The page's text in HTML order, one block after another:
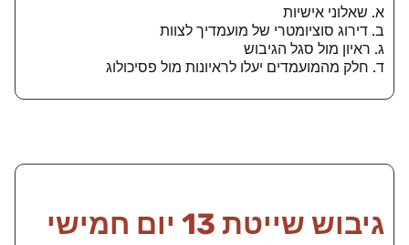
א. שאלוני אישיות
ב. דירוג סוציומטרי של מועמדיך לצוות
ג. ראיון מול סגל הגיבוש
ד. חלק מהמועמדים יעלו לראיונות מול פסיכולוג
גיבוש שייטת 13 יום חמישי